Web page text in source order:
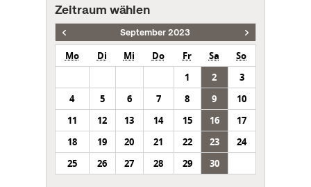
Zeitraum wählen
September 2023
Mo Di Mi Do Fr Sa
So
1
2
3
4
5 6 7 8 9
10
11
12 13 14 15 16
17
18
19 20 21 22 23
24
25
26 27 28 29 30